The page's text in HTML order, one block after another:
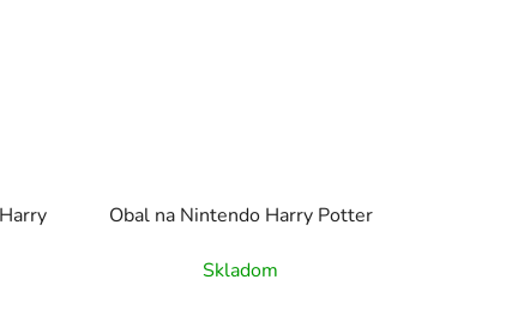
Obal na Nintendo Harry Potter
Skladom